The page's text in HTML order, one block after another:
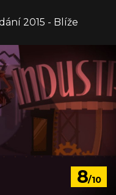
2015 - Blíže
8/10